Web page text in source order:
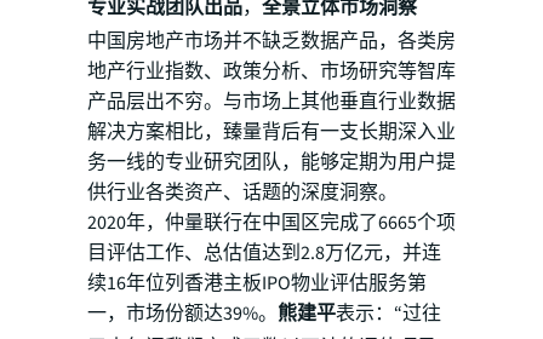
专业实战团队出品， 全景立体市场洞察
中国房地产市场并不缺乏数据产品，各类房
地产行业指数、政策分析、市场研究等智库
产品层出不穷。与市场上其他垂直行业数据
解决方案相比，臻量背后有一支长期深入业
务一线的专业研究团队，能够定期为用户提
供行业各类资产、话题的深度洞察。
2020年，仲量联行在中国区完成了6665个项
目评估工作、总估值达到2.8万亿元，并连
续16年位列香港主板IPO物业评估服务第
一，市场份额达39%。 熊建平表示：“过往